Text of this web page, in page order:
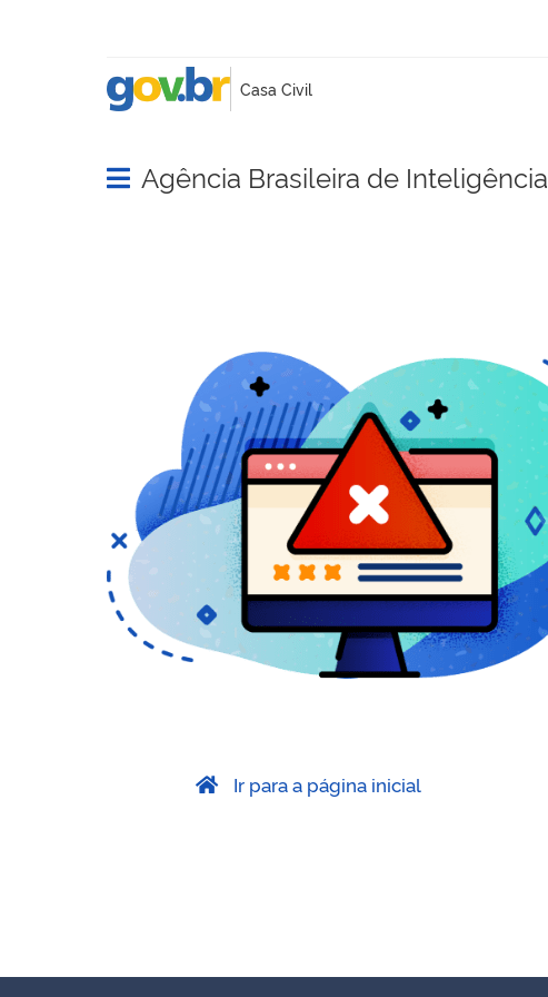
Abrir menu principal de navegação
Agência Brasileira de Inteligência
Ir para a página inicial